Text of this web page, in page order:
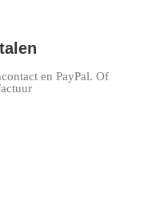
en PayPal. Of